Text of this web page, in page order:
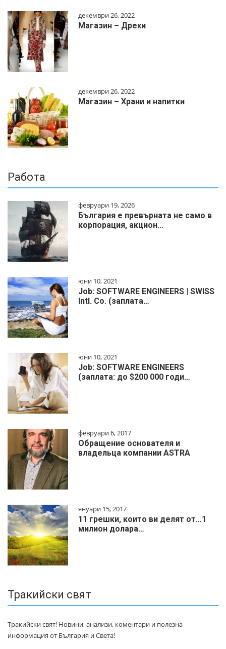
декември 26, 2022
Магазин – Дрехи
декември 26, 2022
Магазин – Храни и напитки
Работа
февруари 19, 2026
България е превърната не само в
корпорация, акцион…
юни 10, 2021
Job: SOFTWARE ENGINEERS | SWISS
Intl. Co. (заплата…
юни 10, 2021
Job: SOFTWARE ENGINEERS
(заплата: до $200 000 годи…
февруари 6, 2017
Обращение основателя и
владельца компании ASTRA
януари 15, 2017
11 грешки, които ви делят от…1
милиoн дoлapa…
Тракийски свят
Тракийски свят! Новини, анализи, коментари и полезна
информация от България и Света!